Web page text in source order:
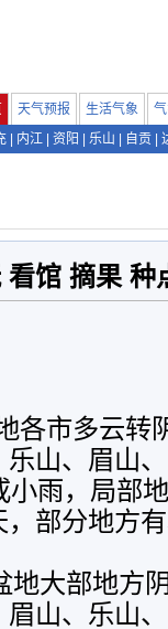
天气预报 生活气象
内江 资阳 乐山 自贡
看馆 摘果 种
各市多云转
山、眉山
雨，局部
部分地方
地大部地方
山、乐山